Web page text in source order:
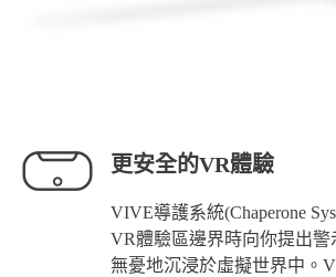
更安全的VR體驗
VIVE導護系統(Chaperone
VR體驗區邊界時向你提出
無憂地沉浸於虛擬世界中。